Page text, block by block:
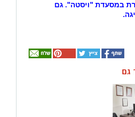
במסעדת "ויסטה". גם
גם